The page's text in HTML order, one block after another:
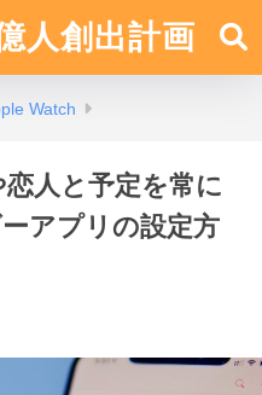
人創出計画
Watch
恋人と予定を常に
アプリの設定方